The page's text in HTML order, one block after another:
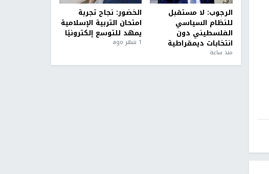
الرجوب: لا مستقبل
للنظام السياسي
الفلسطيني دون
انتخابات ديمقراطية
منذ ساعة
الخضور: نجاح تجربة
امتحان التربية الإسلامية
يمهد للتوسع إلكترونيًا
1 شهر ago